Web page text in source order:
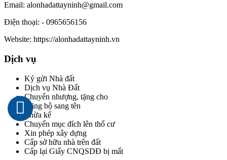
Email: alonhadattayninh@gmail.com
Điện thoại: - 0965656156
Website: https://alonhadattayninh.vn
Dịch vụ
Ký gửi Nhà đất
Dịch vụ Nhà Đất
Chuyển nhượng, tặng cho
Đăng bộ sang tên
Thừa kế
Chuyển mục đích lên thổ cư
Xin phép xây dựng
Cấp sở hữu nhà trên đất
Cấp lại Giấy CNQSDĐ bị mất